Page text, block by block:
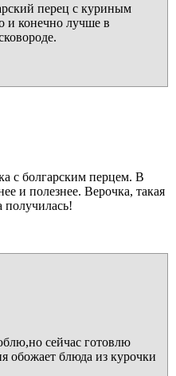
перец с куриным
и конечно лучше в
с болгарским перцем. В
и полезнее. Верочка, такая
получилась!
сейчас готовлю
обожает блюда из курочки